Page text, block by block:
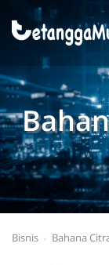
Bisnis Bahana